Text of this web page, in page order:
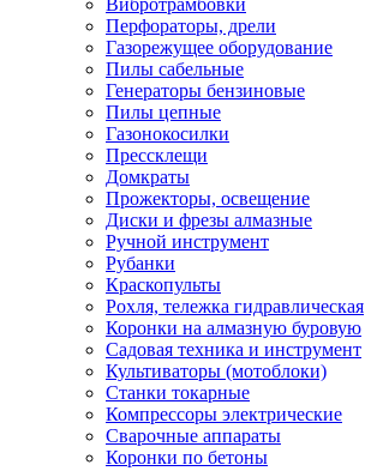
Вибротрамбовки
Перфораторы, дрели
Газорежущее оборудование
Пилы сабельные
Генераторы бензиновые
Пилы цепные
Газонокосилки
Прессклещи
Домкраты
Прожекторы, освещение
Диски и фрезы алмазные
Ручной инструмент
Рубанки
Краскопульты
Рохля, тележка гидравлическая
Коронки на алмазную буровую
Садовая техника и инструмент
Культиваторы (мотоблоки)
Станки токарные
Компрессоры электрические
Сварочные аппараты
Коронки по бетоны